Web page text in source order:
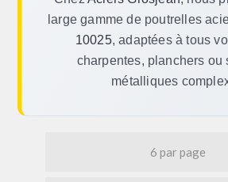
large gamme de poutrelles
10025, adaptées à tous
charpentes, planchers ou
métalliques